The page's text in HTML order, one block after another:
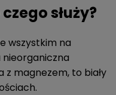
służy?
wszystkim na
nieorganiczna
magnezem, to biały